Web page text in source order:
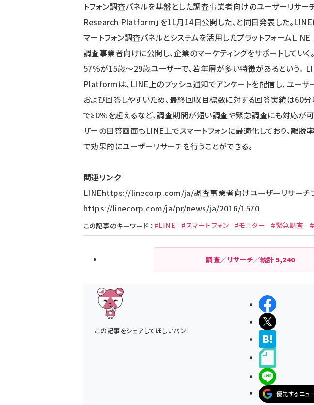
トフォン調査パネルを基盤とした調査事業者向けのユーザーリサー
Research Platform」を11月14日公開した、と同日発表した。LINE
マートフォン調査パネルとシステムを活用したプラットフォーム
調査事業者向けに公開し、企業のマーケティングをサポートしていく
57％が15歳～29歳ユーザーで、若年層が多い特徴があるという。
Platformは、LINE上のプッシュ通知でアンケートを配信し、ユーザ
および回答しやすいため、最終回収目標数に対する回答実績は60
で80％を超えるなど、調査期間が短い調査や緊急調査にも対応が可
ザーの回答画面もLINE上でスマートフォンに最適化しており、離脱率
で効果的にユーザーリサーチを行うことができる。
関連リンク
LINEhttps://linecorp.com/ja/調査事業者向けユーザーリサーチ
https://linecorp.com/ja/pr/news/ja/2016/1570
この記事のキーワード ： #LINE #スマートフォン #モニター #緊急調査
調査／リサーチ／統計5,240
この記事をシェアしてほしいパン！
シェアする
ポストする
LINEで送る
優先するニュ